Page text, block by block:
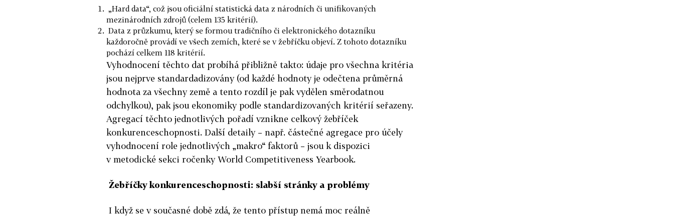
„Hard data“, což jsou oficiální statistická data z národních či unifikovaných
mezinárodních zdrojů (celem 135 kritérií).
Data z průzkumu, který se formou tradičního či elektronického dotazníku
každoročně provádí ve všech zemích, které se v žebříčku objeví. Z tohoto dotazníku
pochází celkem 118 kritérií.
Vyhodnocení těchto dat probíhá přibližně takto: údaje pro všechna kritéria
jsou nejprve standardadizovány (od každé hodnoty je odečtena průměrná
hodnota za všechny země a tento rozdíl je pak vydělen směrodatnou
odchylkou), pak jsou ekonomiky podle standardizovaných kritérií seřazeny.
Agregací těchto jednotlivých pořadí vznikne celkový žebříček
konkurenceschopnosti. Další detaily – např. částečné agregace pro účely
vyhodnocení role jednotlivých „makro“ faktorů – jsou k dispozici
v metodické sekci ročenky World Competitiveness Yearbook.
Žebříčky konkurenceschopnosti: slabší stránky a problémy
I když se v současné době zdá, že tento přístup nemá moc reálně